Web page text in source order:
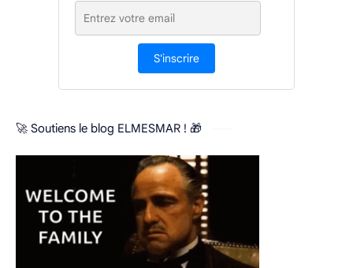
S'inscrire
🚀 Soutiens le blog ELMESMAR ! 🎁